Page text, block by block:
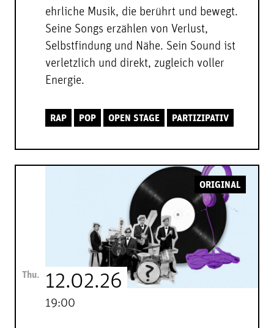
ehrliche Musik, die berührt und bewegt.
Seine Songs erzählen von Verlust,
Selbstfindung und Nähe. Sein Sound ist
verletzlich und direkt, zugleich voller
Energie.
RAP POP OPEN STAGE PARTIZIPATIV
ORIGINAL
Thu. 12.02.26
19:00